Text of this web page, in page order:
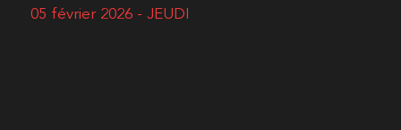
05 février 2026 - JEUDI